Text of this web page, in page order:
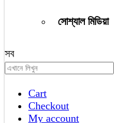
সোশ্যাল মিডিয়া
সব
Cart
Checkout
My account